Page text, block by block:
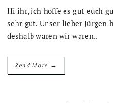
Hi ihr, ich hoffe es gut euch
sehr gut. Unser lieber Jürgen
deshalb waren wir waren..
Read More →